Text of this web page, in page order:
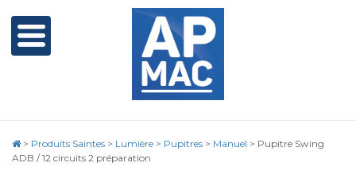
> Produits Saintes > Lumière > Pupitres > Manuel > Pupitre Swing
ADB / 12 circuits 2 préparation